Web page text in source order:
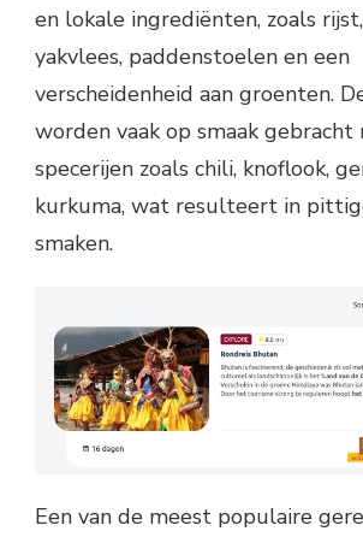
en lokale ingrediënten, zoals
yakvlees, paddenstoelen en een
verscheidenheid aan groenten.
worden vaak op smaak gebracht
specerijen zoals chili, knoflook,
kurkuma, wat resulteert in
smaken.
Een van de meest populaire